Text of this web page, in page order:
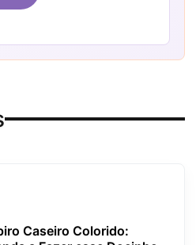
Caseiro Colorido: